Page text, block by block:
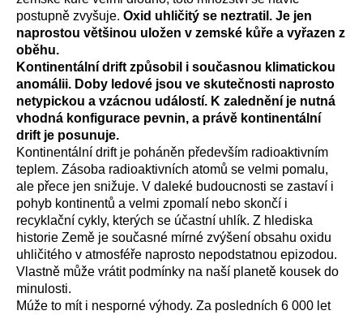
postupně zvyšuje. Oxid uhličitý se neztratil. Je jen
naprostou většinou uložen v zemské kůře a vyřazen z
oběhu.
Kontinentální drift způsobil i současnou klimatickou
anomálii. Doby ledové jsou ve skutečnosti naprosto
netypickou a vzácnou událostí. K zalednění je nutná
vhodná konfigurace pevnin, a právě kontinentální
drift je posunuje.
Kontinentální drift je poháněn především radioaktivním
teplem. Zásoba radioaktivních atomů se velmi pomalu,
ale přece jen snižuje. V daleké budoucnosti se zastaví i
pohyb kontinentů a velmi zpomalí nebo skončí i
recyklační cykly, kterých se účastní uhlík. Z hlediska
historie Země je současné mírné zvýšení obsahu oxidu
uhličitého v atmosféře naprosto nepodstatnou epizodou.
Vlastně může vrátit podmínky na naší planetě kousek do
minulosti.
Múže to mít i nesporné výhody. Za posledních 6 000 let